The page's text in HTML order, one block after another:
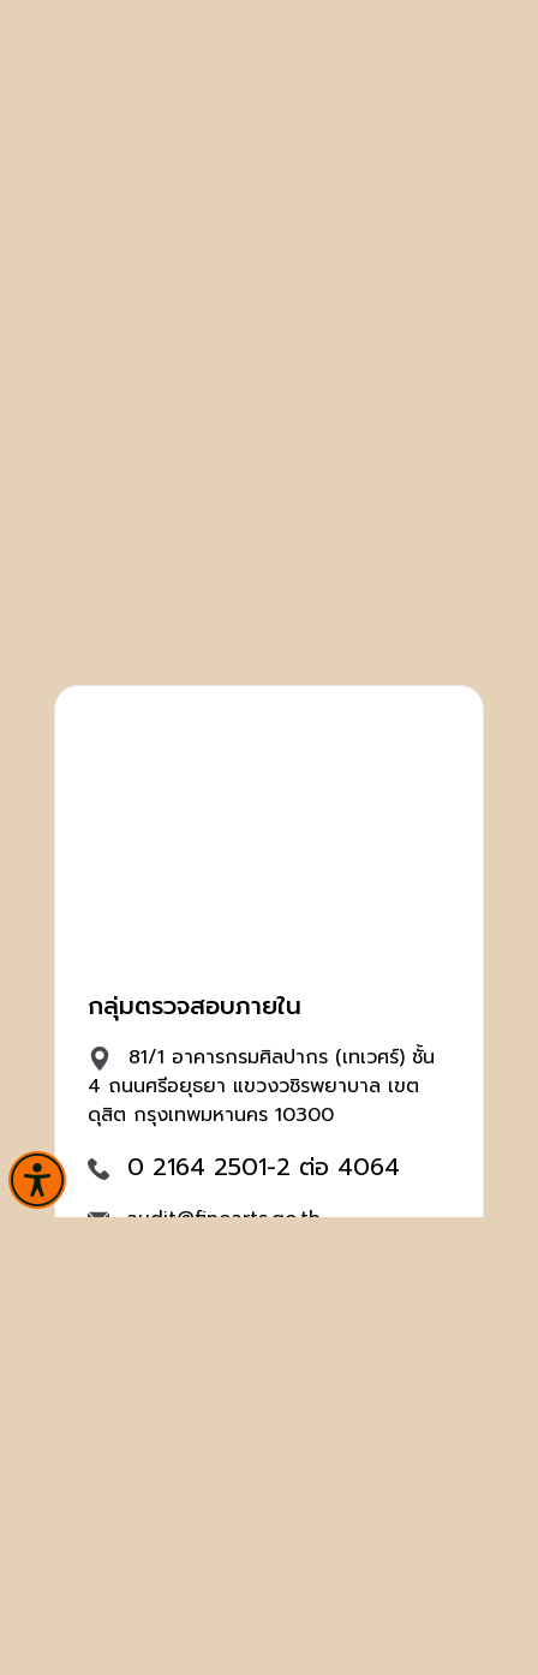
กลุ่มตรวจสอบภายใน
81/1 อาคารกรมศิลปากร (เทเวศร์) ชั้น
4 ถนนศรีอยุธยา แขวงวชิรพยาบาล เขต
ดุสิต กรุงเทพมหานคร 10300
0 2164 2501-2 ต่อ 4064
audit@finearts.go.th